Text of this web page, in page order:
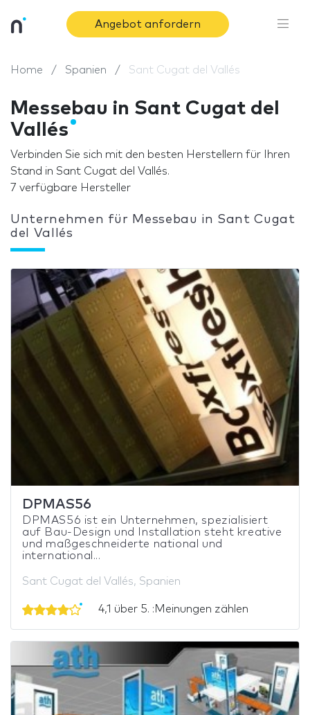
Angebot anfordern
Home Spanien Sant Cugat del Vallés
Messebau in Sant Cugat del
Vallés
Verbinden Sie sich mit den besten Herstellern für Ihren
Stand in Sant Cugat del Vallés.
7 verfügbare Hersteller
Unternehmen für Messebau in Sant Cugat
del Vallés
DPMAS56
DPMAS56 ist ein Unternehmen, spezialisiert
auf Bau-Design und Installation steht kreative
und maßgeschneiderte national und
international...
Sant Cugat del Vallés, Spanien
4,1 über 5. :Meinungen zählen